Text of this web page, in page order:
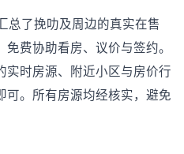
总了挽叻及周边的真实在售
费协助看房、议价与签约。
实时房源、附近小区与房价行
可。所有房源均经核实，避免